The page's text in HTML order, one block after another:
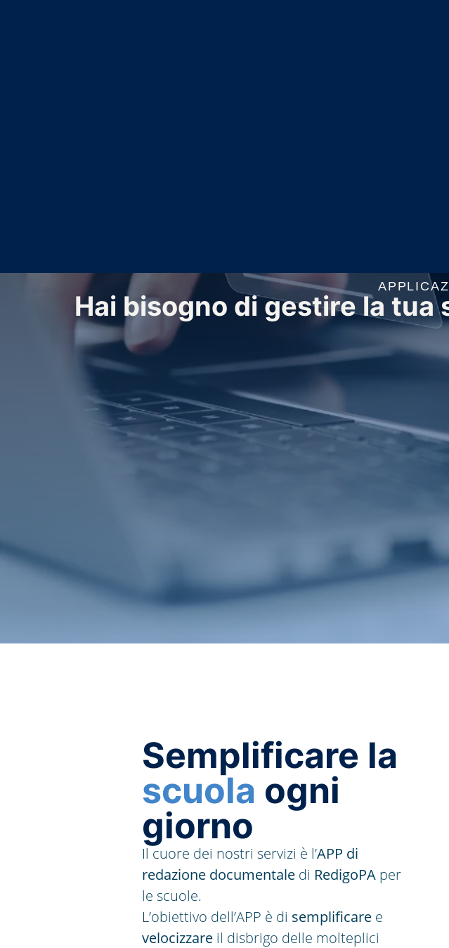
Hai bisogno di gestire la tua
Semplificare la
scuola ogni
giorno
Il cuore dei nostri servizi è l’APP di
redazione documentaledi RedigoPAper
le scuole.
L’obiettivo dell’APP è di semplificaree
velocizzareil disbrigo delle molteplici